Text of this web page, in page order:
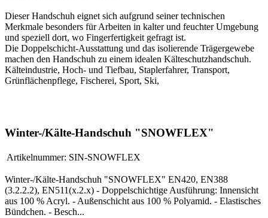
Dieser Handschuh eignet sich aufgrund seiner technischen
Merkmale besonders für Arbeiten in kalter und feuchter Umgebung
und speziell dort, wo Fingerfertigkeit gefragt ist.
Die Doppelschicht-Ausstattung und das isolierende Trägergewebe
machen den Handschuh zu einem idealen Kälteschutzhandschuh.
Kälteindustrie, Hoch- und Tiefbau, Staplerfahrer, Transport,
Grünflächenpflege, Fischerei, Sport, Ski,
Winter-/Kälte-Handschuh "SNOWFLEX"
Artikelnummer: SIN-SNOWFLEX
Winter-/Kälte-Handschuh "SNOWFLEX" EN420, EN388
(3.2.2.2), EN511(x.2.x) - Doppelschichtige Ausführung: Innensicht
aus 100 % Acryl. - Außenschicht aus 100 % Polyamid. - Elastisches
Bündchen. - Besch...